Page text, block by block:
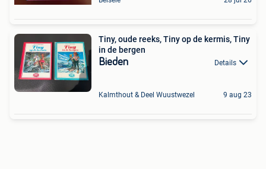
Tiny, oude reeks, Tiny op de kermis, Tiny
in de bergen
Bieden Details
Kalmthout & Deel Wuustwezel 9 aug 23